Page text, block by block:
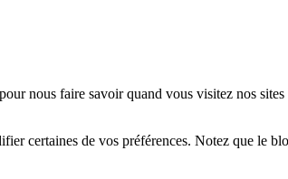
nous faire savoir quand vous visitez nos
certaines de vos préférences. Notez que le